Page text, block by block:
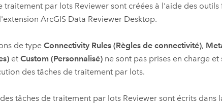
traitement par lots Reviewer sont créées à l'aide des outils
ArcGIS Data Reviewer Desktop.
de type Connectivity Rules (Règles de connectivité),
et Custom (Personnalisé)ne sont pas prises en charge et
des tâches de traitement par lots.
tâches de traitement par lots Reviewer sont écrits dans